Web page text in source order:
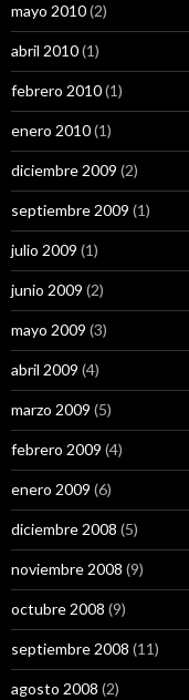
mayo 2010(2)
abril 2010(1)
febrero 2010(1)
enero 2010(1)
diciembre 2009 (2)
septiembre 2009 (1)
julio 2009 (1)
junio 2009 (2)
mayo 2009 (3)
abril 2009 (4)
marzo 2009 (5)
febrero 2009 (4)
enero 2009 (6)
diciembre 2008 (5)
noviembre 2008 (9)
octubre 2008 (9)
septiembre 2008 (11)
agosto 2008 (2)